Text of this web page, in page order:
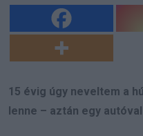
15 évig úgy neveltem a
lenne – aztán egy